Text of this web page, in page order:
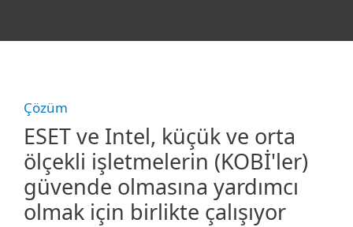
Çözüm
ESET ve Intel, küçük ve orta
ölçekli işletmelerin (KOBİ'ler)
güvende olmasına yardımcı
olmak için birlikte çalışıyor